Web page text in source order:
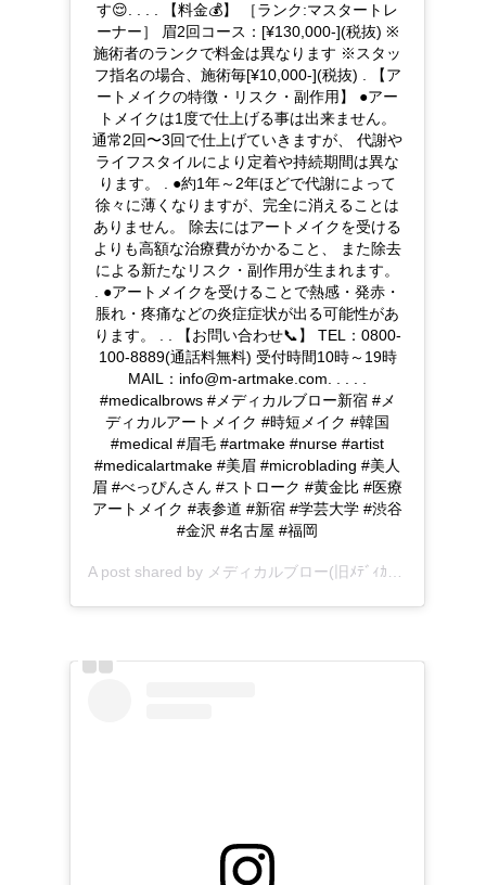
す😌. . . . 【料金💰】 ［ランク:マスタートレ
ーナー］ 眉2回コース：[¥130,000-](税抜) ※
施術者のランクで料金は異なります ※スタッ
フ指名の場合、施術毎[¥10,000-](税抜) . 【ア
ートメイクの特徴・リスク・副作用】 ●アー
トメイクは1度で仕上げる事は出来ません。
通常2回〜3回で仕上げていきますが、 代謝や
ライフスタイルにより定着や持続期間は異な
ります。 . ●約1年～2年ほどで代謝によって
徐々に薄くなりますが、完全に消えることは
ありません。 除去にはアートメイクを受ける
よりも高額な治療費がかかること、 また除去
による新たなリスク・副作用が生まれます。
. ●アートメイクを受けることで熱感・発赤・
脹れ・疼痛などの炎症症状が出る可能性があ
ります。 . . 【お問い合わせ📞】 TEL：0800-
100-8889(通話料無料) 受付時間10時～19時
MAIL：info@m-artmake.com. . . . .
#medicalbrows #メディカルブロー新宿 #メ
ディカルアートメイク #時短メイク #韓国
#medical #眉毛 #artmake #nurse #artist
#medicalartmake #美眉 #microblading #美人
眉 #べっぴんさん #ストローク #黄金比 #医療
アートメイク #表参道 #新宿 #学芸大学 #渋谷
#金沢 #名古屋 #福岡
A post shared by メディカルブロー(旧ﾒﾃﾞｨｶﾙｱｰﾄﾒｲｸ)